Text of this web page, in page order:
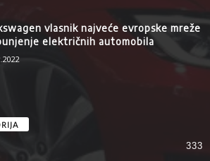
vlasnik najveće evropske mreže
električnih automobila
333